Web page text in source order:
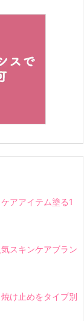
アアイテム塗る1
スキンケアブラン
け止めをタイプ別